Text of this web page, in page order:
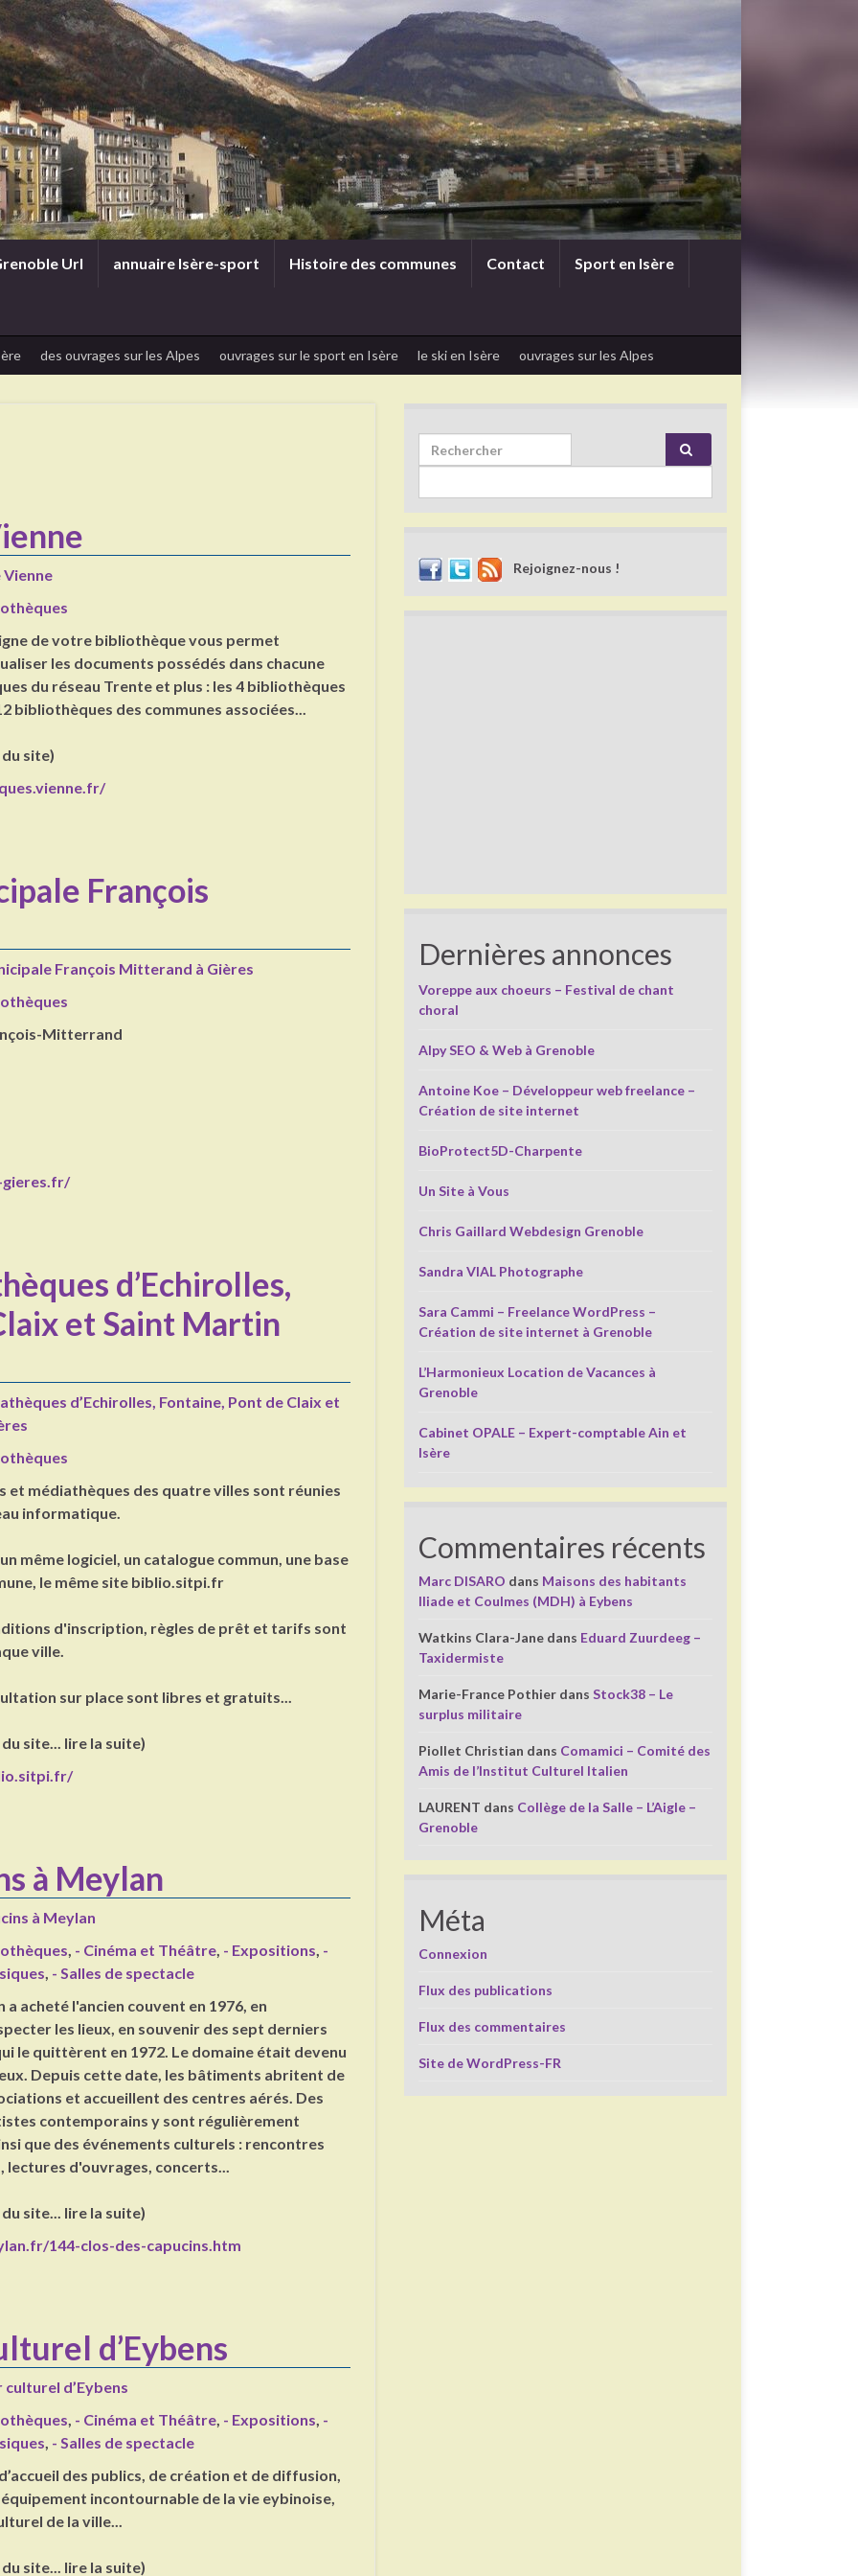
Url annuaire Isère-sport Histoire des communes Contact Sport en Isère
des ouvrages sur les Alpes ouvrages sur le sport en Isère le ski en Isère ouvrages sur les Alpes
de votre bibliothèque vous permet
les documents possédés dans chacune
du réseau Trente et plus : les 4 bibliothèques
bibliothèques des communes associées...
site)
François
François Mitterand à Gières
Mitterrand
d’Echirolles,
et Saint Martin
d’Echirolles, Fontaine, Pont de Claix et
et médiathèques des quatre villes sont réunies
informatique.
même logiciel, un catalogue commun, une base
le même site biblio.sitpi.fr
d'inscription, règles de prêt et tarifs sont
ville.
sur place sont libres et gratuits...
site... lire la suite)
à Meylan
à Meylan
, - Cinéma et Théâtre, - Expositions, -
, - Salles de spectacle
a acheté l'ancien couvent en 1976, en
les lieux, en souvenir des sept derniers
le quittèrent en 1972. Le domaine était devenu
Depuis cette date, les bâtiments abritent de
et accueillent des centres aérés. Des
contemporains y sont régulièrement
que des événements culturels : rencontres
lectures d'ouvrages, concerts...
site... lire la suite)
144-clos-des-capucins.htm
d’Eybens
culturel d’Eybens
, - Cinéma et Théâtre, - Expositions, -
, - Salles de spectacle
des publics, de création et de diffusion,
équipement incontournable de la vie eybinoise,
de la ville...
site... lire la suite)
Search for:
Rejoignez-nous !
Dernières annonces
Voreppe aux choeurs – Festival de chant
choral
Alpy SEO & Web à Grenoble
Antoine Koe – Développeur web freelance –
Création de site internet
BioProtect5D-Charpente
Un Site à Vous
Chris Gaillard Webdesign Grenoble
Sandra VIAL Photographe
Sara Cammi – Freelance WordPress –
Création de site internet à Grenoble
L’Harmonieux Location de Vacances à
Grenoble
Cabinet OPALE – Expert-comptable Ain et
Isère
Commentaires récents
Marc DISARO dans Maisons des habitants
Iliade et Coulmes (MDH) à Eybens
Watkins Clara-Jane dans Eduard Zuurdeeg –
Taxidermiste
Marie-France Pothier dansStock38 – Le
surplus militaire
Piollet Christian dans Comamici – Comité des
Amis de l’Institut Culturel Italien
LAURENT dans Collège de la Salle – L’Aigle –
Grenoble
Méta
Connexion
Flux des publications
Flux des commentaires
Site de WordPress-FR